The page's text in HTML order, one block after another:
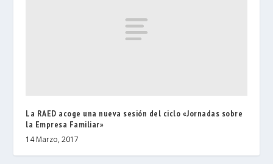
La RAED acoge una nueva sesión del ciclo «Jornadas sobre
la Empresa Familiar»
14 Marzo, 2017